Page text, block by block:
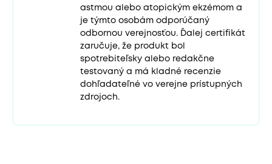
astmou alebo atopickým ekzémom a
je týmto osobám odporúčaný
odbornou verejnosťou. Ďalej certifikát
zaručuje, že produkt bol
spotrebiteľsky alebo redakčne
testovaný a má kladné recenzie
dohľadateľné vo verejne prístupných
zdrojoch.